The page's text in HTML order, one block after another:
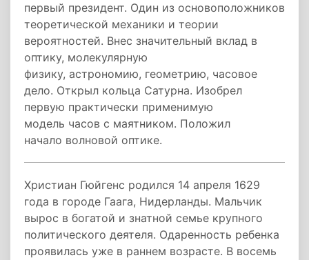
первый президент. Один из основоположников
теоретической механики и теории
вероятностей. Внес значительный вклад в
оптику, молекулярную
физику, астрономию, геометрию, часовое
дело. Открыл кольца Сатурна. Изобрел
первую практически применимую
модель часов с маятником. Положил
начало волновой оптике.
Христиан Гюйгенс родился 14 апреля 1629
года в городе Гаага, Нидерланды. Мальчик
вырос в богатой и знатной семье крупного
политического деятеля. Одаренность ребенка
проявилась уже в раннем возрасте. В восемь